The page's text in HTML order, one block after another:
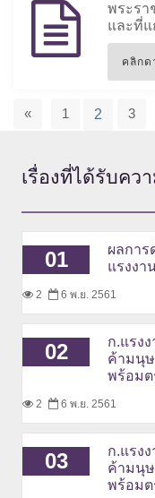
พระรา
และที่แ
คลิกด
« 1 2 3
เรื่องที่ได้รับคว
01
ผลการ
แรงงา
2 6 พ.ย. 2561
02
ก.แรง
ค้ามนุ
พร้อมต
2 6 พ.ย. 2561
03
ก.แรง
ค้ามนุ
พร้อมต